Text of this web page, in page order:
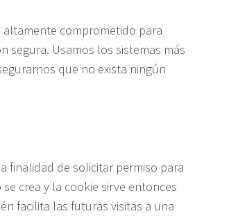
altamente comprometido para
segura. Usamos los sistemas más
que no exista ningún
finalidad de solicitar permiso para
crea y la cookie sirve entonces
facilita las futuras visitas a una